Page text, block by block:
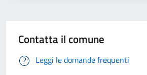
Contatta il comune
Leggi le domande frequenti